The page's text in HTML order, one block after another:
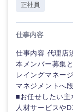
正社員
仕事内容
仕事内容 代理店
本メンバー募集
レイングマネー
マネジメントへ
■お任せしたい
人材サービスや